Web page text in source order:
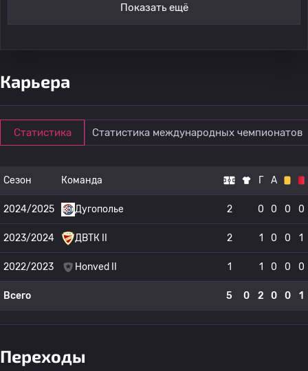
Показать ещё
Карьера
Статистика Статистика международных чемпионатов
Сезон Команда Г А
2024/2025 Дугополье 2 0 0 0 0
2023/2024 ДВТК II 2 1 0 0 1
2022/2023 Honved II 1 1 0 0 0
Всего 5 0 2 0 0 1
Переходы